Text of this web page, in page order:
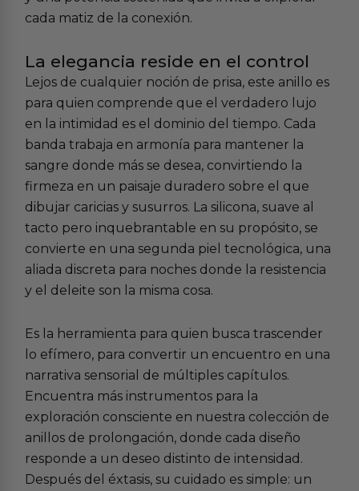
cada matiz de la conexión.
La elegancia reside en el control
Lejos de cualquier noción de prisa, este anillo es
para quien comprende que el verdadero lujo
en la intimidad es el dominio del tiempo. Cada
banda trabaja en armonía para mantener la
sangre donde más se desea, convirtiendo la
firmeza en un paisaje duradero sobre el que
dibujar caricias y susurros. La silicona, suave al
tacto pero inquebrantable en su propósito, se
convierte en una segunda piel tecnológica, una
aliada discreta para noches donde la resistencia
y el deleite son la misma cosa.
Es la herramienta para quien busca trascender
lo efímero, para convertir un encuentro en una
narrativa sensorial de múltiples capítulos.
Encuentra más instrumentos para la
exploración consciente en nuestra colección de
anillos de prolongación, donde cada diseño
responde a un deseo distinto de intensidad.
Después del éxtasis, su cuidado es simple: un